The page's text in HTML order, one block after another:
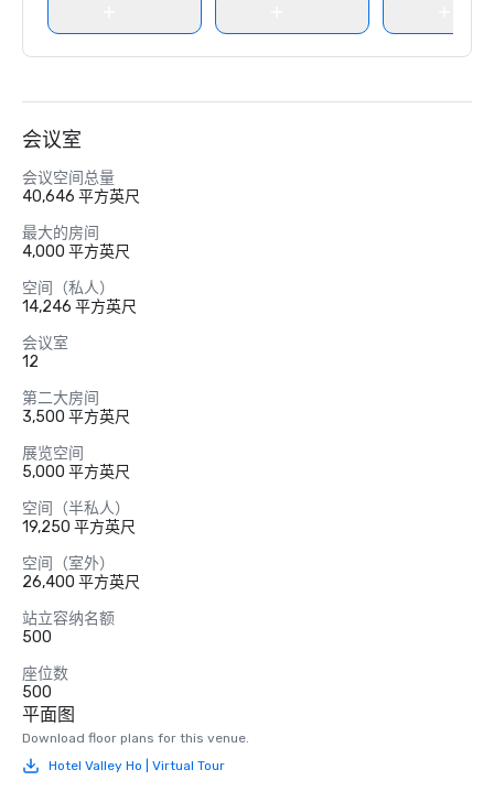
会议室
会议空间总量
40,646 平方英尺
最大的房间
4,000 平方英尺
空间（私人）
14,246 平方英尺
会议室
12
第二大房间
3,500 平方英尺
展览空间
5,000 平方英尺
空间（半私人）
19,250 平方英尺
空间（室外）
26,400 平方英尺
站立容纳名额
500
座位数
500
平面图
Download floor plans for this venue.
Hotel Valley Ho | Virtual Tour